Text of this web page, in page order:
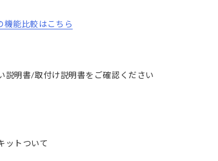
機能比較はこちら
説明書/取付け説明書をご確認ください
ットついて